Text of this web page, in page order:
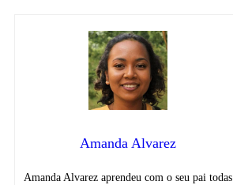
Amanda Alvarez
Amanda Alvarez aprendeu com o seu pai todas